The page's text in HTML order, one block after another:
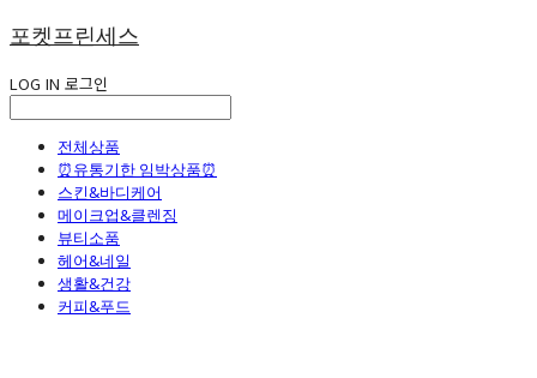
포켓프린세스
LOG IN 로그인
전체상품
⏰유통기한 임박상품⏰
스킨&바디케어
메이크업&클렌징
뷰티소품
헤어&네일
생활&건강
커피&푸드